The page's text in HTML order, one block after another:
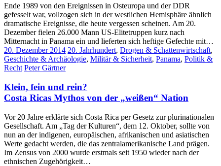
Ende 1989 von den Ereignissen in Osteuropa und der DDR
gefesselt war, vollzogen sich in der westlichen Hemisphäre ähnlich
dramatische Ereignisse, die heute vergessen scheinen. Am 20.
Dezember fielen 26.000 Mann US-Elitetruppen kurz nach
Mitternacht in Panama ein und lieferten sich heftige Gefechte mit…
20. Dezember 2014 20. Jahrhundert, Drogen & Schattenwirtschaft,
Geschichte & Archäologie, Militär & Sicherheit, Panama, Politik &
Recht Peter Gärtner
Klein, fein und rein?
Costa Ricas Mythos von der „weißen“ Nation
Vor 20 Jahre erklärte sich Costa Rica per Gesetz zur plurinationalen
Gesellschaft. Am „Tag der Kulturen“, dem 12. Oktober, sollte von
nun an der indigenen, europäischen, afrikanischen und asiatischen
Werte gedacht werden, die das zentralamerikanische Land prägen.
Im Zensus von 2000 wurde erstmals seit 1950 wieder nach der
ethnischen Zugehörigkeit…